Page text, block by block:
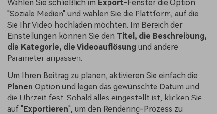
Wählen Sie schließlich im Export-Fenster die Option
"Soziale Medien" und wählen Sie die Plattform, auf die
Sie Ihr Video hochladen möchten. Im Bereich der
Einstellungen können Sie den Titel, die Beschreibung,
die Kategorie, die Videoauflösung und andere
Parameter anpassen.
Um Ihren Beitrag zu planen, aktivieren Sie einfach die
Planen Option und legen das gewünschte Datum und
die Uhrzeit fest. Sobald alles eingestellt ist, klicken Sie
auf "Exportieren", um den Rendering-Prozess zu